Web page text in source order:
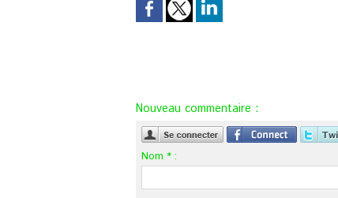
Nouveau commentaire :
Nom * :